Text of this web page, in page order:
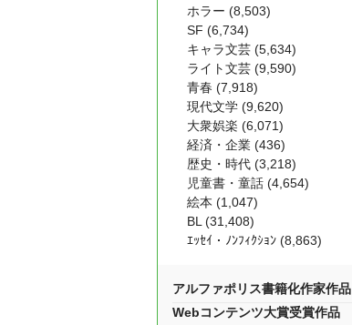
ホラー (8,503)
SF (6,734)
キャラ文芸 (5,634)
ライト文芸 (9,590)
青春 (7,918)
現代文学 (9,620)
大衆娯楽 (6,071)
経済・企業 (436)
歴史・時代 (3,218)
児童書・童話 (4,654)
絵本 (1,047)
BL (31,408)
ｴｯｾｲ・ﾉﾝﾌｨｸｼｮﾝ (8,863)
アルファポリス書籍化作家作品
Webコンテンツ大賞受賞作品